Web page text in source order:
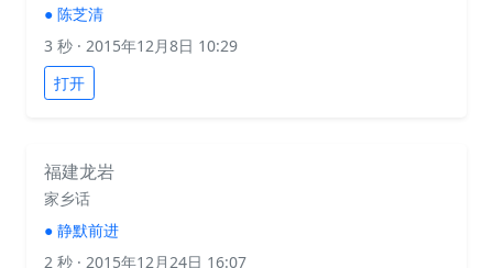
● 陈芝清
3 秒 · 2015年12月8日 10:29
打开
福建龙岩
家乡话
● 静默前进
2 秒 · 2015年12月24日 16:07